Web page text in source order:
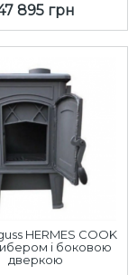
895 грн
HERMES COOK
і боковою
дверкою